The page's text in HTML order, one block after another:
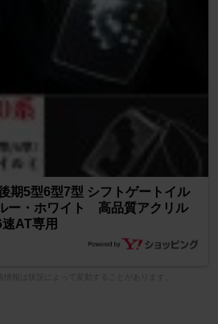
期5型6型7型 シフトゲートイル
ー・ホワイト 高品質アクリル
AT専用